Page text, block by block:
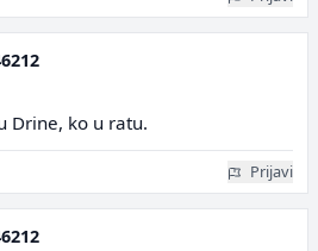
Drine, ko u ratu.
Prijavi